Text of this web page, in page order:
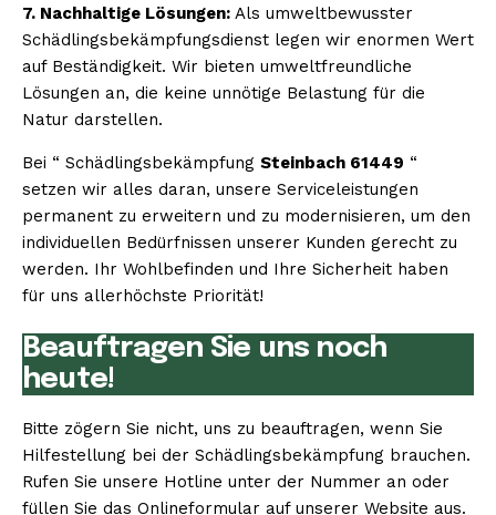
7. Nachhaltige Lösungen: Als umweltbewusster
Schädlingsbekämpfungsdienst legen wir enormen Wert
auf Beständigkeit. Wir bieten umweltfreundliche
Lösungen an, die keine unnötige Belastung für die
Natur darstellen.
Bei “ Schädlingsbekämpfung Steinbach 61449 “
setzen wir alles daran, unsere Serviceleistungen
permanent zu erweitern und zu modernisieren, um den
individuellen Bedürfnissen unserer Kunden gerecht zu
werden. Ihr Wohlbefinden und Ihre Sicherheit haben
für uns allerhöchste Priorität!
Beauftragen Sie uns noch
heute!
Bitte zögern Sie nicht, uns zu beauftragen, wenn Sie
Hilfestellung bei der Schädlingsbekämpfung brauchen.
Rufen Sie unsere Hotline unter der Nummer an oder
füllen Sie das Onlineformular auf unserer Website aus.